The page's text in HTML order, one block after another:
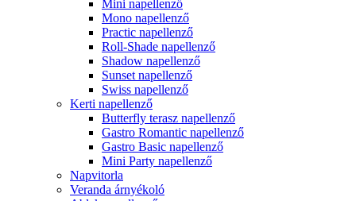
Mini napellenző
Mono napellenző
Practic napellenző
Roll-Shade napellenző
Shadow napellenző
Sunset napellenző
Swiss napellenző
Kerti napellenző
Butterfly terasz napellenző
Gastro Romantic napellenző
Gastro Basic napellenző
Mini Party napellenző
Napvitorla
Veranda árnyékoló